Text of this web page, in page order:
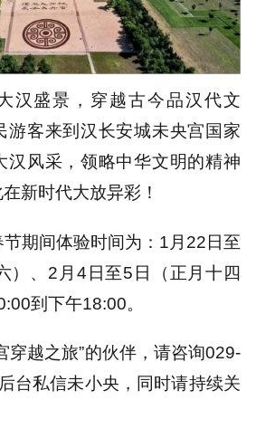
汉盛景，穿越古今品汉代文
游客来到汉长安城未央宫国家
汉风采，领略中华文明的精神
新时代大放异彩！
节期间体验时间为：1月22日至
）、2月4日至5日（正月十四
到下午18:00。
穿越之旅”的伙伴，请咨询029-
台私信未小央，同时请持续关